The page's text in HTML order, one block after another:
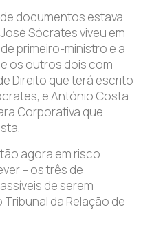
documentos estava
Sócrates viveu em
primeiro-ministro e a
os outros dois com
Direito que terá escrito
e António Costa
Corporativa que
agora em risco
– os três de
de serem
da Relação de